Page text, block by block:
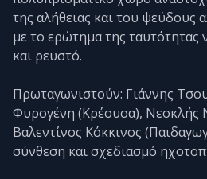
της αλήθειας και του ψεύδους
με το ερώτημα της ταυτότητας
και ρευστό.
Πρωταγωνιστούν: Γιάννης
Φυρογένη (Κρέουσα), Νεοκλής
Βαλεντίνος Κόκκινος
σύνθεση και σχεδιασμό